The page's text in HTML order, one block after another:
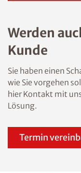
Werden
Kunde
Sie haben einen
wie Sie vorgehen
hier Kontakt mit
Lösung.
Termin